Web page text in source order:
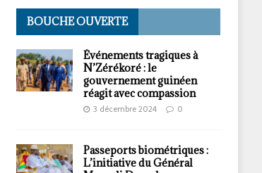
BOUCHE OUVERTE
Événements tragiques à
N’Zérékoré : le
gouvernement guinéen
réagit avec compassion
3 décembre 2024 0
Passeports biométriques :
L’initiative du Général